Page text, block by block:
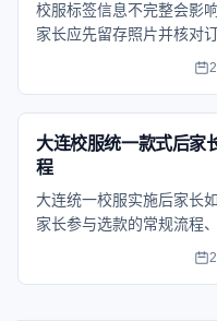
校服标签信息不完整会影
家长应先留存照片并核对
和反馈顺序，帮助把问题
大连校服统一款式后家
程
大连统一校服实施后家长
家长参与选款的常规流程
大连家长在校服选款中做